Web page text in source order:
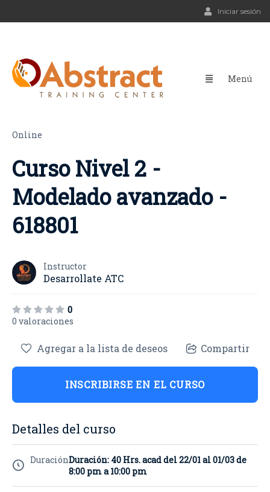
Iniciar sesión
Online
Curso Nivel 2 -
Modelado avanzado -
618801
Instructor
Desarrollate ATC
0
0 valoraciones
Agregar a la lista de deseos Compartir
INSCRIBIRSE EN EL CURSO
Detalles del curso
DuraciónDuración: 40 Hrs. acad del 22/01 al 01/03 de
8:00 pm a 10:00 pm